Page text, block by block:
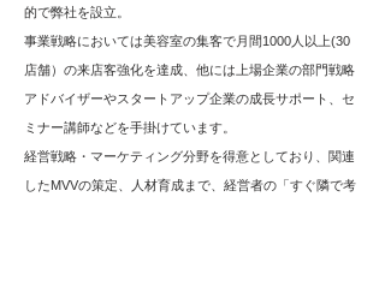
的で弊社を設立。
​事業戦略においては美容室の集客で月間1000人以上(30
店舗）の来店客強化を達成、他には上場企業の部門戦略
アドバイザーやスタートアップ企業の成長サポート、セ
ミナー講師などを手掛けています。
経営戦略・マーケティング分野を得意としており、関連
したMVVの策定、人材育成まで、経営者の「すぐ隣で考